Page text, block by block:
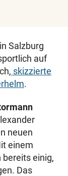
Salzburg
auf
skizzierte
.
neuen
einem
bereits einig,
Das